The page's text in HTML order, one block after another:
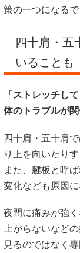
策の一つになるで
四十肩・五
いることも
「ストレッチし
体のトラブルが
四十肩・五十肩
り上を向いたり
また、腱板と呼
変化なども原因
夜間に痛みが強
上がらないなど
見るのではなく